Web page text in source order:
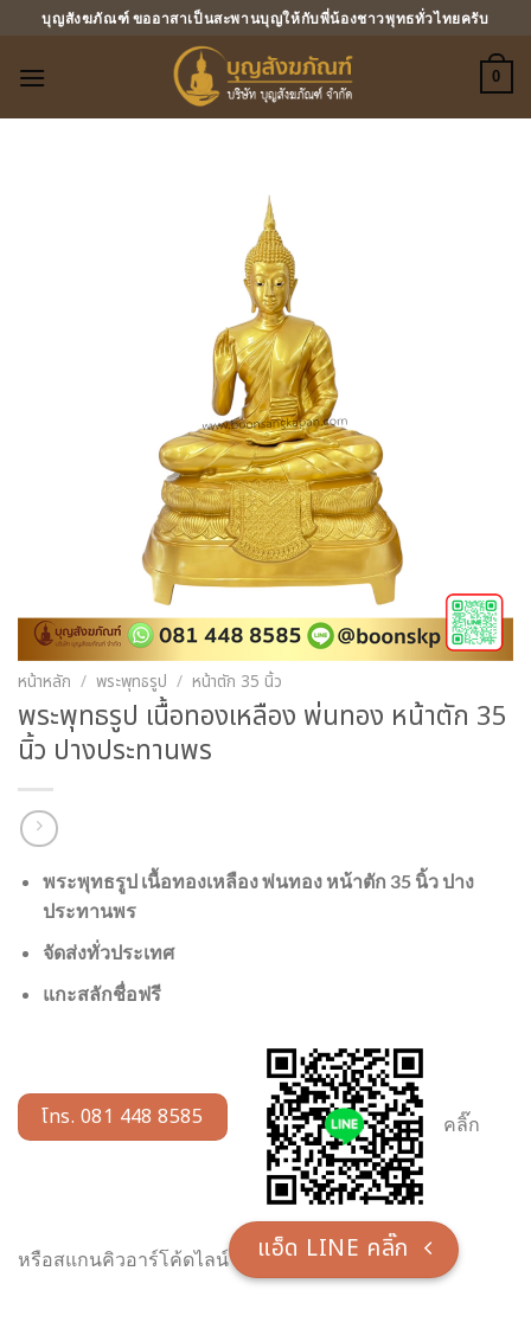
บุญสังฆภัณฑ์ ขออาสาเป็นสะพานบุญให้กับพี่น้องชาวพุทธทั่วไทยครับ
0
หน้าหลัก / พระพุทธรูป / หน้าตัก 35 นิ้ว
พระพุทธรูป เนื้อทองเหลือง พ่นทอง หน้าตัก 35
นิ้ว ปางประทานพร
พระพุทธรูป เนื้อทองเหลือง พ่นทอง หน้าตัก 35 นิ้ว ปาง
ประทานพร
จัดส่งทั่วประเทศ
แกะสลักชื่อฟรี
โทร. 081 448 8585 คลิ๊ก
หรือสแกนคิวอาร์โค้ดไลน์ แอ็ด LINE คลิ๊ก